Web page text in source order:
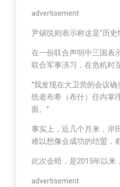
advertisement
尹锡悦则表示称这是“历史
在一份联合声明中三国表
联合军事演习，在危机时
“我发现在大卫营的会议
统老布希（布什）任内掌
面。”
事实上，近几个月来，岸
难以想像会成功的结盟，
此次会晤，是2015年以
advertisement